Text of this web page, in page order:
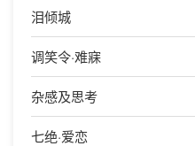
泪倾城
调笑令·难寐
杂感及思考
七绝·爱恋